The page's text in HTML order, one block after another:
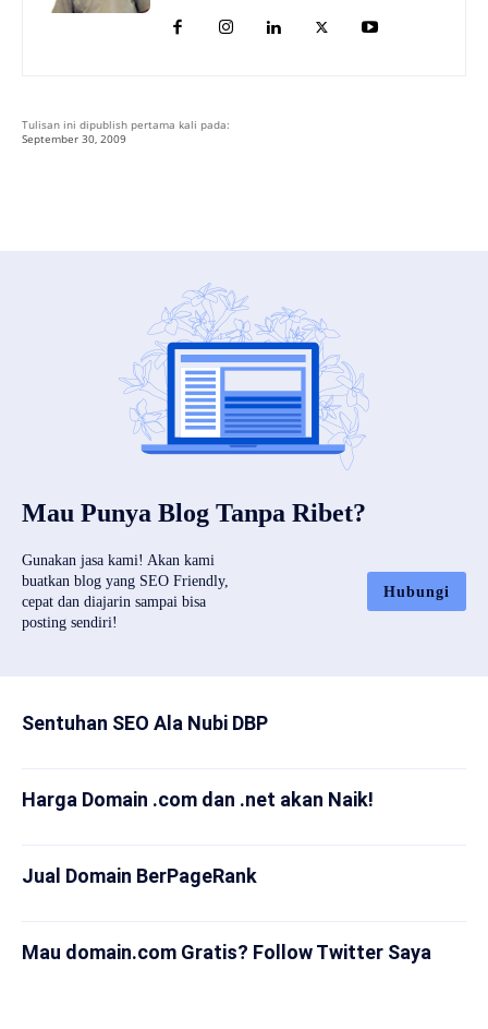
Tulisan ini dipublish pertama kali pada:
September 30, 2009
Mau Punya Blog Tanpa Ribet?
Gunakan jasa kami! Akan kami
buatkan blog yang SEO Friendly,
cepat dan diajarin sampai bisa
posting sendiri!
Hubungi
Sentuhan SEO Ala Nubi DBP
Harga Domain .com dan .net akan Naik!
Jual Domain BerPageRank
Mau domain.com Gratis? Follow Twitter Saya